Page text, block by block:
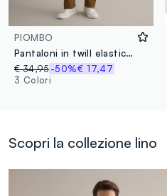
PIOMBO
Pantaloni in twill elasticizzato marroni regular fit
€ 34,95-50%€ 17,47
3 Colori
Scopri la collezione lino